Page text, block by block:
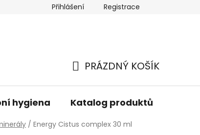
Přihlášení Registrace
KOŠÍK
PRÁZDNÝ KOŠÍK
hygiena Katalog produktů
/ Energy Cistus complex 30 ml